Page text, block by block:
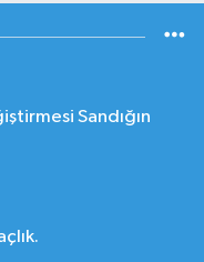
Sandığın